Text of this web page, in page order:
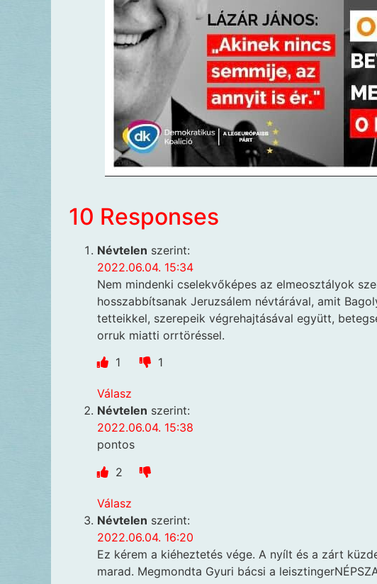
10 Responses
Névtelen szerint:
2022.06.04. 15:34
Nem mindenki cselekvőképes az elmeosztályok
hosszabbítsanak Jeruzsálem névtárával, amit
tetteikkel, szerepeik végrehajtásával együtt,
orruk miatti orrtöréssel.
1
1
Válasz
Névtelen szerint:
2022.06.04. 15:38
pontos
2
Válasz
Névtelen szerint:
2022.06.04. 16:20
Ez kérem a kiéheztetés vége. A nyílt és a zárt
marad. Megmondta Gyuri bácsi a